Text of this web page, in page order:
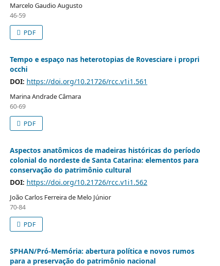
Marcelo Gaudio Augusto
46-59
PDF
Tempo e espaço nas heterotopias de Rovesciare i propri
occhi
DOI: https://doi.org/10.21726/rcc.v1i1.561
Marina Andrade Câmara
60-69
PDF
Aspectos anatômicos de madeiras históricas do período
colonial do nordeste de Santa Catarina: elementos para
conservação do patrimônio cultural
DOI: https://doi.org/10.21726/rcc.v1i1.562
João Carlos Ferreira de Melo Júnior
70-84
PDF
SPHAN/Pró-Memória: abertura política e novos rumos
para a preservação do patrimônio nacional